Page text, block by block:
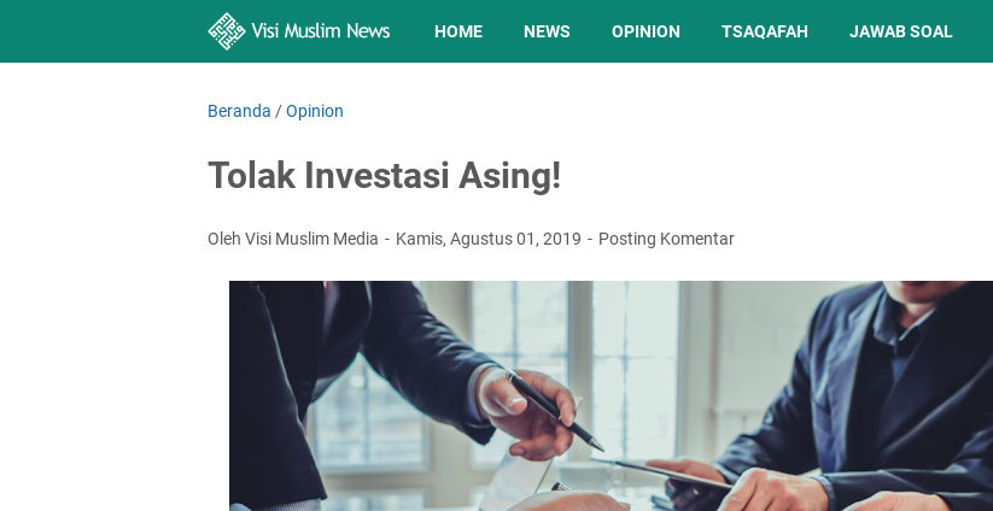
HOME NEWS OPINION TSAQAFAH JAWAB SOAL
Beranda /Opinion
Tolak Investasi Asing!
Oleh Visi Muslim Media Kamis, Agustus 01, 2019 Posting Komentar